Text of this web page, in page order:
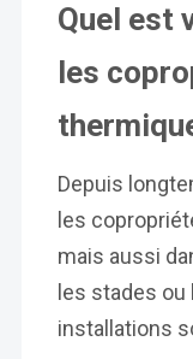
Quel est
les
Depuis
les
mais aussi
les stades
installations